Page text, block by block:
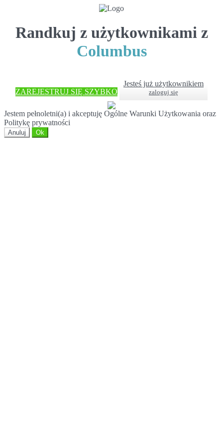
Randkuj z użytkownikami z
Columbus
ZAREJESTRUJ SIĘ SZYBKO
Jesteś już użytkownikiem
zaloguj się
Jestem pełnoletni(a) i akceptuję Ogólne Warunki Użytkowania oraz
Politykę prywatności
Anuluj Ok